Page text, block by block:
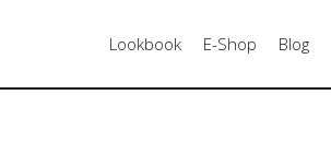
Lookbook E-Shop Blog